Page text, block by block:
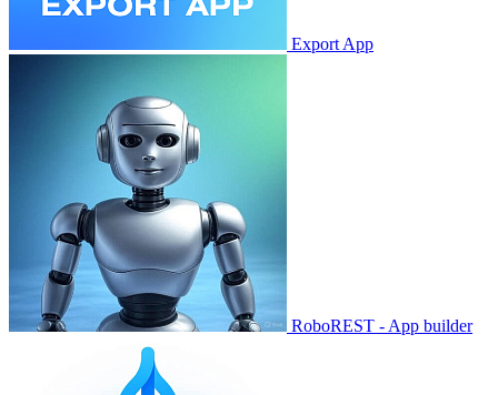
Export App
RoboREST - App builder